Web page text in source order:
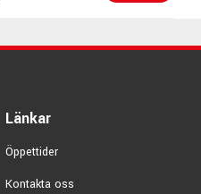
Länkar
Öppettider
Kontakta oss